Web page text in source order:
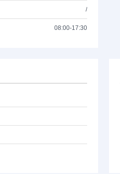
/
08:00-17:30